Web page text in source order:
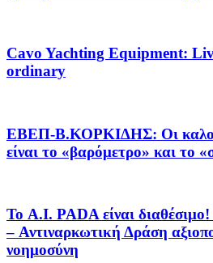
Cavo Yachting Equipment:
ordinary
EΒΕΠ-Β.ΚΟΡΚΙΔΗΣ: Οι
είναι το «βαρόμετρο» και το
Το A.I. PADA είναι
– Αντιναρκωτική Δράση
νοημοσύνη